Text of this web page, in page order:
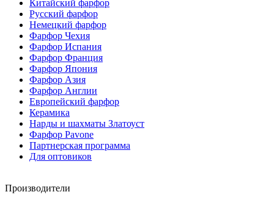
Китайский фарфор
Русский фарфор
Немецкий фарфор
Фарфор Чехия
Фарфор Испания
Фарфор Франция
Фарфор Япония
Фарфор Азия
Фарфор Англии
Европейский фарфор
Керамика
Нарды и шахматы Златоуст
Фарфор Pavone
Партнерская программа
Для оптовиков
Производители